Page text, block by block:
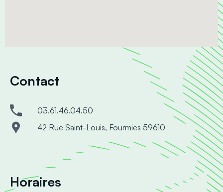
Contact
03.61.46.04.50
42 Rue Saint-Louis, Fourmies 59610
Horaires